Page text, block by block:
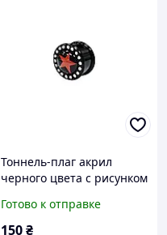
Тоннель-плаг акрил
черного цвета с рисунком
стразами по контуру 6мм
UFTNJ04 10-2707
Готово к отправке
150₴